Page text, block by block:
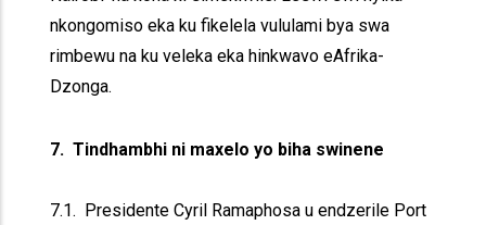
nkongomiso eka ku fikelela vululami bya swa
rimbewu na ku veleka eka hinkwavo eAfrika-
Dzonga.
7. Tindhambhi ni maxelo yo biha swinene
7.1. Presidente Cyril Ramaphosa u endzerile Port